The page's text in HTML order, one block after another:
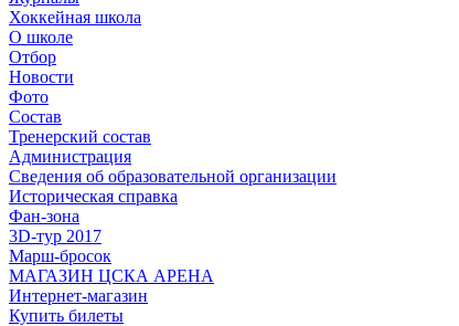
Хоккейная школа
О школе
Отбор
Новости
Фото
Состав
Тренерский состав
Администрация
Сведения об образовательной организации
Историческая справка
Фан-зона
3D-тур 2017
Марш-бросок
МАГАЗИН ЦСКА АРЕНА
Интернет-магазин
Купить билеты